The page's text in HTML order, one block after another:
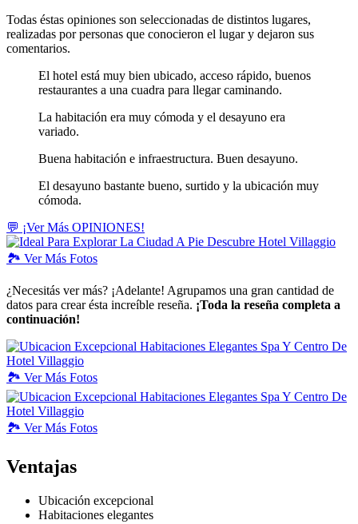
Todas éstas opiniones son seleccionadas de distintos lugares,
realizadas por personas que conocieron el lugar y dejaron sus
comentarios.
El hotel está muy bien ubicado, acceso rápido, buenos
restaurantes a una cuadra para llegar caminando.
La habitación era muy cómoda y el desayuno era
variado.
Buena habitación e infraestructura. Buen desayuno.
El desayuno bastante bueno, surtido y la ubicación muy
cómoda.
💬 ¡Ver Más OPINIONES!
🏞️ VerMás Fotos
¿Necesitás ver más? ¡Adelante! Agrupamos una gran cantidad de
datos para crear ésta increíble reseña. ¡Toda la reseña completa a
continuación!
🏞️ VerMás Fotos
🏞️ VerMás Fotos
Ventajas
Ubicación excepcional
Habitaciones elegantes